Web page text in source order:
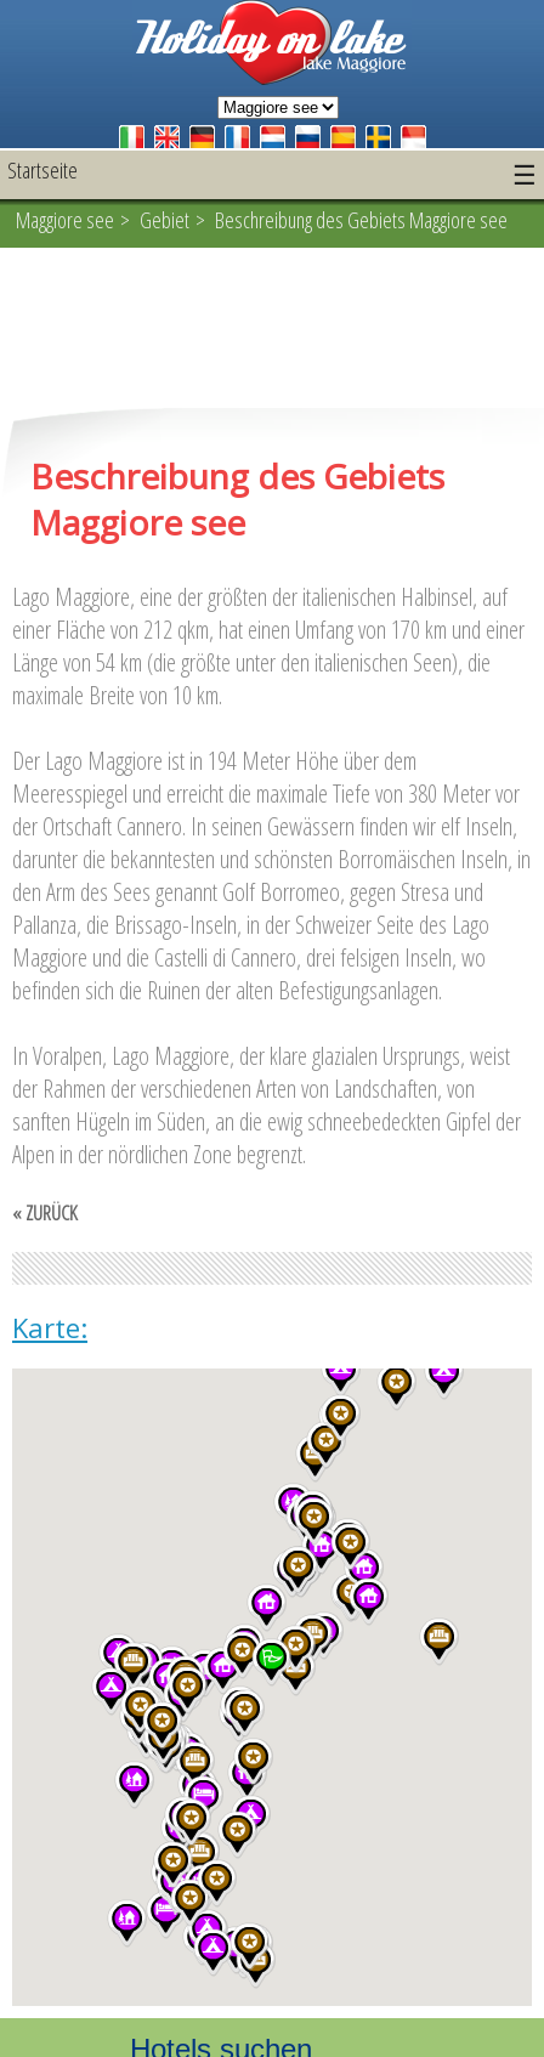
Startseite ☰
Maggiore see > Gebiet > Beschreibung des Gebiets Maggiore see
Beschreibung des Gebiets
Maggiore see
Lago Maggiore, eine der größten der italienischen Halbinsel, auf
einer Fläche von 212 qkm, hat einen Umfang von 170 km und einer
Länge von 54 km (die größte unter den italienischen Seen), die
maximale Breite von 10 km.
Der Lago Maggiore ist in 194 Meter Höhe über dem
Meeresspiegel und erreicht die maximale Tiefe von 380 Meter vor
der Ortschaft Cannero. In seinen Gewässern finden wir elf Inseln,
darunter die bekanntesten und schönsten Borromäischen Inseln, in
den Arm des Sees genannt Golf Borromeo, gegen Stresa und
Pallanza, die Brissago-Inseln, in der Schweizer Seite des Lago
Maggiore und die Castelli di Cannero, drei felsigen Inseln, wo
befinden sich die Ruinen der alten Befestigungsanlagen.
In Voralpen, Lago Maggiore, der klare glazialen Ursprungs, weist
der Rahmen der verschiedenen Arten von Landschaften, von
sanften Hügeln im Süden, an die ewig schneebedeckten Gipfel der
Alpen in der nördlichen Zone begrenzt.
« ZURÜCK
Karte: